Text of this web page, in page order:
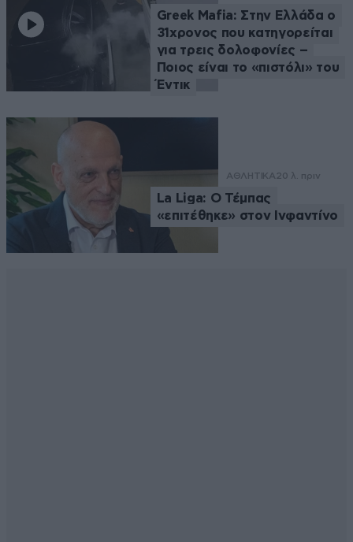
Greek Mafia: Στην Ελλάδα ο
31χρονος που κατηγορείται
για τρεις δολοφονίες –
Ποιος είναι το «πιστόλι» του
Έντικ
ΑΘΛΗΤΙΚΑ 20 λ. πριν
La Liga: Ο Τέμπας
«επιτέθηκε» στον Ινφαντίνο